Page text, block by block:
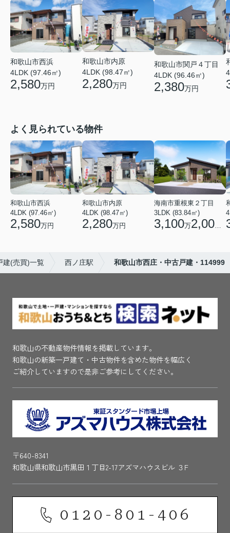
和歌山市西浜
4LDK (97.46㎡)
2,580万円
和歌山市内原
4LDK (98.47㎡)
2,280万円
和歌山市関戸４丁目
4LDK (96.46㎡)
2,380万円
よく見られている物件
和歌山市西浜
4LDK (97.46㎡)
2,580万円
和歌山市内原
4LDK (98.47㎡)
2,280万円
海南市重根東２丁目
3LDK (83.84㎡)
3,100万2,000 円
建(売買)一覧 西ノ庄駅 和歌山市西庄・中古戸建・114999
和歌山の不動産物件情報を掲載しています。
和歌山の新築一戸建て・中古物件を含めた物件を幅広く
ご紹介していますので是非ご参考にしてください。
〒640-8341
和歌山県和歌山市黒田１丁目2-17アズマハウスビル ３F
0120-801-406